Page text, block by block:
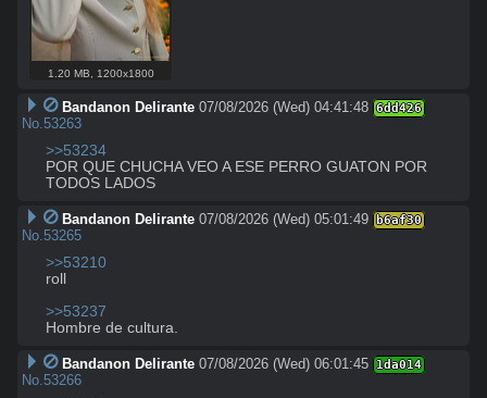
1.20 MB 1200x1800
Bandanon Delirante 07/08/2026 (Wed) 04:41:48 6dd426
No.53263
>>53234
POR QUE CHUCHA VEO A ESE PERRO GUATON POR
TODOS LADOS
Bandanon Delirante 07/08/2026 (Wed) 05:01:49 b6af30
No.53265
>>53210
roll
>>53237
Hombre de cultura.
Bandanon Delirante 07/08/2026 (Wed) 06:01:45 1da014
No.53266